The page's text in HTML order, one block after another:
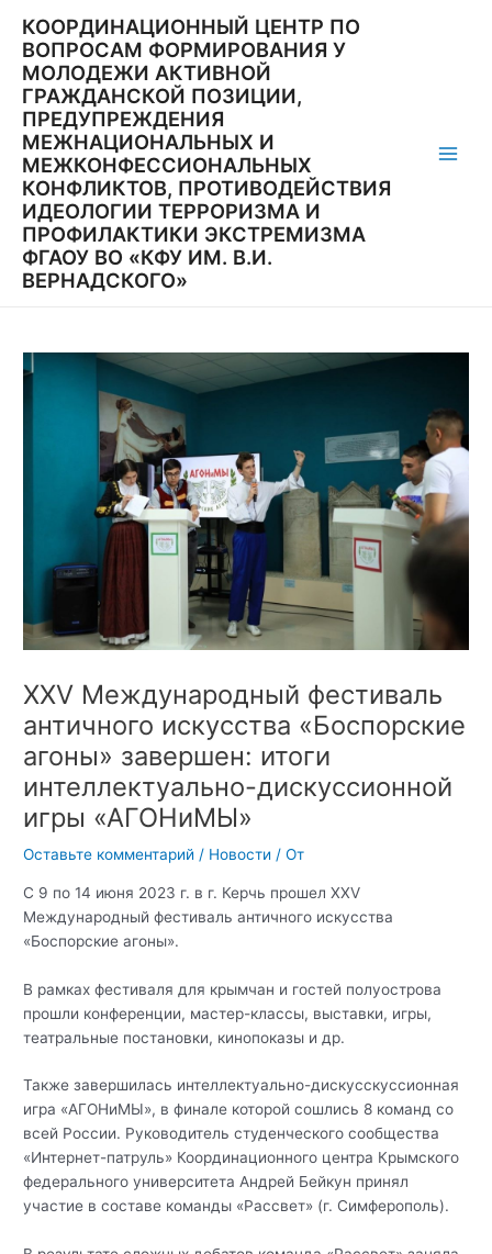
содержимому
КООРДИНАЦИОННЫЙ ЦЕНТР ПО
ВОПРОСАМ ФОРМИРОВАНИЯ У
МОЛОДЕЖИ АКТИВНОЙ
ГРАЖДАНСКОЙ ПОЗИЦИИ,
ПРЕДУПРЕЖДЕНИЯ
МЕЖНАЦИОНАЛЬНЫХ И
МЕЖКОНФЕССИОНАЛЬНЫХ
КОНФЛИКТОВ, ПРОТИВОДЕЙСТВИЯ
ИДЕОЛОГИИ ТЕРРОРИЗМА И
ПРОФИЛАКТИКИ ЭКСТРЕМИЗМА
ФГАОУ ВО «КФУ ИМ. В.И.
ВЕРНАДСКОГО»
XХV Международный фестиваль
античного искусства «Боспорские
агоны» завершен: итоги
интеллектуально-дискуссионной
игры «АГОНиМЫ»
Оставьте комментарий / Новости / От
С 9 по 14 июня 2023 г. в г. Керчь прошел XХV
Международный фестиваль античного искусства
«Боспорские агоны».
В рамках фестиваля для крымчан и гостей полуострова
прошли конференции, мастер-классы, выставки, игры,
театральные постановки, кинопоказы и др.
Также завершилась интеллектуально-дискусскуссионная
игра «АГОНиМЫ», в финале которой сошлись 8 команд со
всей России. Руководитель студенческого сообщества
«Интернет-патруль» Координационного центра Крымского
федерального университета Андрей Бейкун принял
участие в составе команды «Рассвет» (г. Симферополь).